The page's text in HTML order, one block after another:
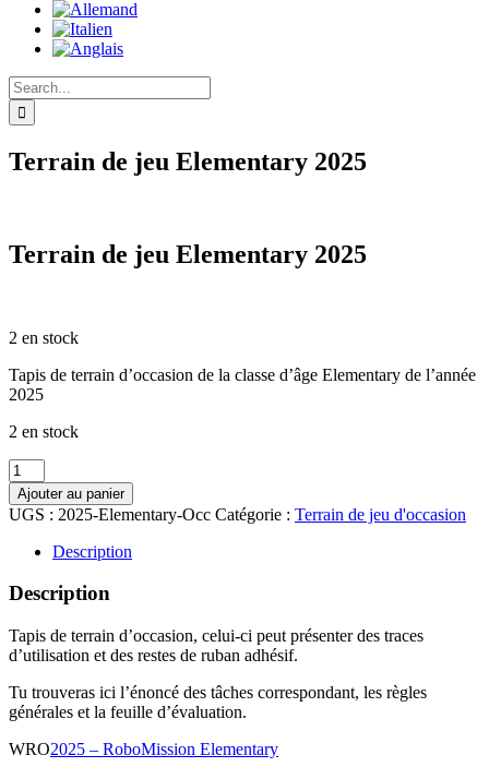
Search
for:
Terrain de jeu Elementary 2025
Terrain de jeu Elementary 2025
2 en stock
Tapis de terrain d’occasion de la classe d’âge Elementary de l’année
2025
2 en stock
quantité
de
Terrain
de
Elementary
2025
Ajouter au panier
UGS : 2025-Elementary-Occ Catégorie : Terrain de jeu d'occasion
Description
Description
Tapis de terrain d’occasion, celui-ci peut présenter des traces
d’utilisation et des restes de ruban adhésif.
Tu trouveras ici l’énoncé des tâches correspondant, les règles
générales et la feuille d’évaluation.
WRO2025 – RoboMission Elementary